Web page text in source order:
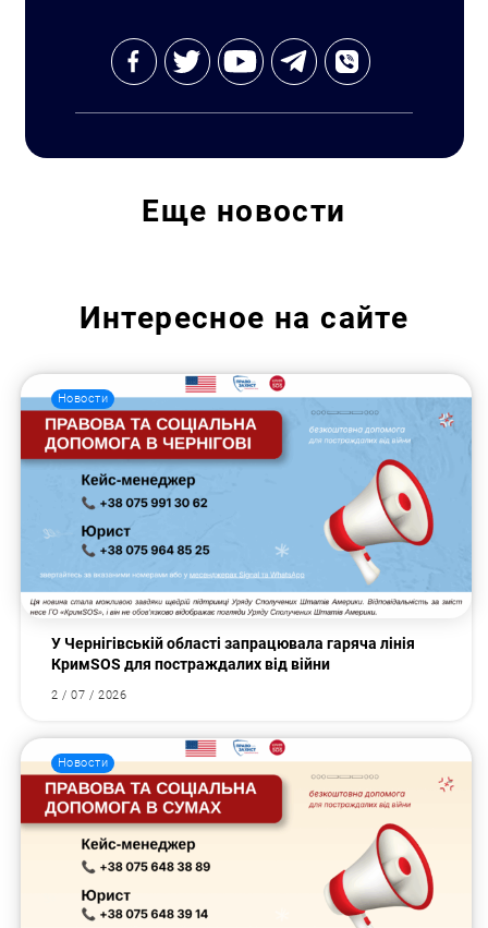
Еще новости
Интересное на сайте
Новости
У Чернігівській області запрацювала гаряча лінія
КримSOS для постраждалих від війни
2 / 07 / 2026
Новости